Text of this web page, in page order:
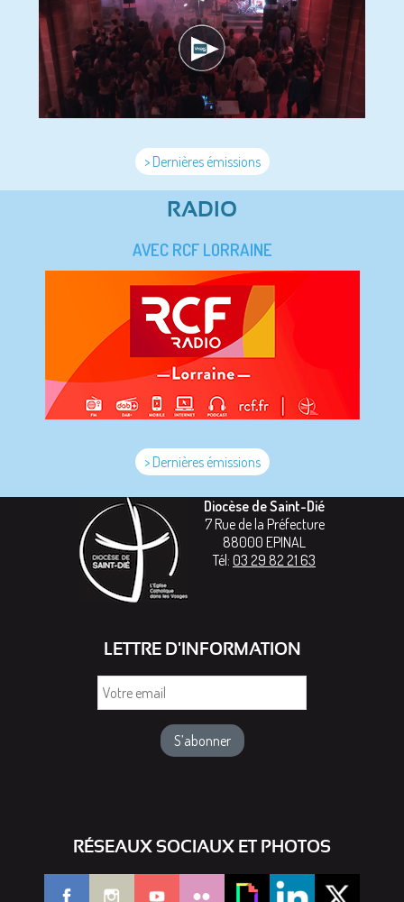
> Dernières émissions
RADIO
AVEC RCF LORRAINE
> Dernières émissions
Diocèse de Saint-Dié
7 Rue de la Préfecture
88000 EPINAL
Tél: 03 29 82 21 63
LETTRE D'INFORMATION
RÉSEAUX SOCIAUX ET PHOTOS